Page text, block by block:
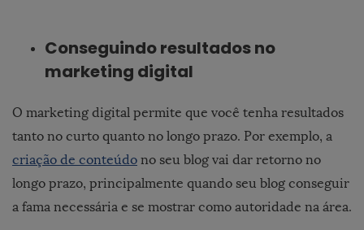
Conseguindo resultados no
marketing digital
O marketing digital permite que você tenha resultados
tanto no curto quanto no longo prazo. Por exemplo, a
criação de conteúdo no seu blog vai dar retorno no
longo prazo, principalmente quando seu blog conseguir
a fama necessária e se mostrar como autoridade na área.